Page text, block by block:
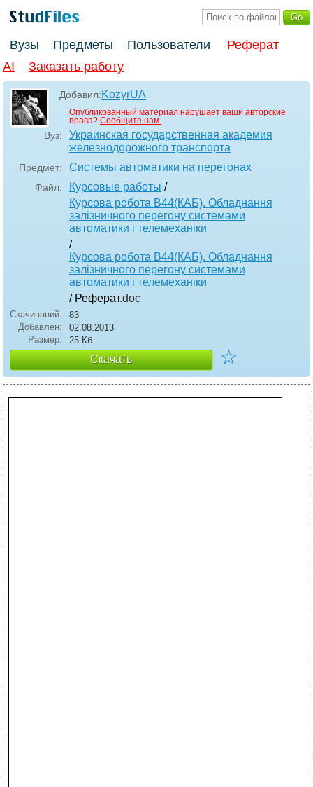
Вузы Предметы Пользователи
Реферат
AI
Заказать работу
Добавил:KozyrUA
Опубликованный материал нарушает ваши авторские
права? Сообщите нам.
Вуз:
Украинская государственная академия
железнодорожного транспорта
Предмет: Системы автоматики на перегонах
Файл: Курсовые работы /
Курсова робота В44(КАБ). Обладнання
залізничного перегону системами
автоматики і телемеханіки
/
Курсова робота В44(КАБ). Обладнання
залізничного перегону системами
автоматики і телемеханіки
/ Реферат.doc
Скачиваний:
83
Добавлен:
02.08.2013
Размер:
25 Кб
Скачать ☆